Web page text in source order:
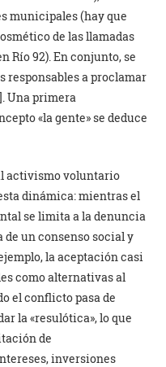
municipales (hay que
de las llamadas
Río 92). En conjunto, se
responsables a proclamar
Una primera
«la gente» se deduce
activismo voluntario
dinámica: mientras el
se limita a la denuncia
un consenso social y
la aceptación casi
como alternativas al
el conflicto pasa de
la «resulótica», lo que
de
inversiones